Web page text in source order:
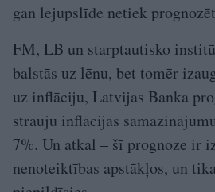
gan lejupslīde netiek
FM, LB un starptautisko
balstās uz lēnu, bet tomēr
uz inflāciju, Latvijas Banka
strauju inflācijas
7%. Un atkal – šī prognoze ir
nenoteiktības apstākļos, un